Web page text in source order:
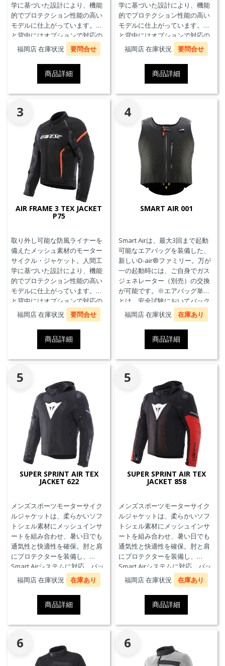
学に基づいた設計により、機能
的でプロテクション性能の高い
モデルに仕上がっています。胸
と背中にはオプションで対応の
プロテクターを装着することが
できます。また、防水の内ポケ
ット、EN17092クラスA認証、パ
ンツと接続可能なファスナーを
備えています。
福岡店 在庫状況 要問合せ
商品詳細
学に基づいた設計により、機能
的でプロテクション性能の高い
モデルに仕上がっています。胸
と背中にはオプションで対応の
プロテクターを装着することが
できます。また、防水の内ポケ
ット、EN17092クラスA認証、パ
ンツと接続可能なファスナーを
備えています。
福岡店 在庫状況 要問合せ
商品詳細
3
AIR FRAME 3 TEX JACKET
P75
取り外し可能な防風ライナーを
備えたメッシュ素材のモーター
サイクル・ジャケット。人間工
学に基づいた設計により、機能
的でプロテクション性能の高い
モデルに仕上がっています。胸
と背中にはオプションで対応の
プロテクターを装着することが
できます。また、防水の内ポケ
ット、EN17092クラスA認証、パ
ンツと接続可能なファスナーを
備えています。
福岡店 在庫状況 要問合せ
商品詳細
4
SMART AIR 001
Smart Airは、最大3回まで起動
可能なエアバッグを装備した、
新しいD-air®ファミリー。万が
一の起動時には、ご自身でガス
ジェネレーター（別売）の交換
が可能です。※エアバッグ単体
とは、安全試験においてバック
プロテクターとの併用を必要と
せず、エアバッグことを指しま
福岡店 在庫状況 在庫あり
商品詳細
5
SUPER SPRINT AIR TEX
JACKET 622
メンズスポーツモーターサイク
ルジャケットは、柔らかいソフ
トシェル素材にメッシュインサ
ートを組み合わせ、暑い日でも
通気性と快適性を確保。肘と肩
にプロテクターを装備し、
Smart Airシステムに対応。バッ
クプロテクターおよびチェスト
プロテクターにも対応していま
福岡店 在庫状況 在庫あり
商品詳細
5
SUPER SPRINT AIR TEX
JACKET 858
メンズスポーツモーターサイク
ルジャケットは、柔らかいソフ
トシェル素材にメッシュインサ
ートを組み合わせ、暑い日でも
通気性と快適性を確保。肘と肩
にプロテクターを装備し、
Smart Airシステムに対応。バッ
クプロテクターおよびチェスト
プロテクターにも対応していま
福岡店 在庫状況 在庫あり
商品詳細
6 6